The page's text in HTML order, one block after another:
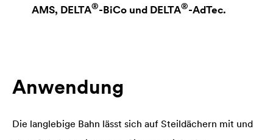
AMS, DELTA®-BiCo und DELTA®-AdTec.
Anwendung
Die langlebige Bahn lässt sich auf Steildächern mit und